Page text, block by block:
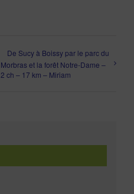
De Sucy à Boissy par le parc du
Morbras et la forêt Notre-Dame –
2 ch – 17 km – Miriam